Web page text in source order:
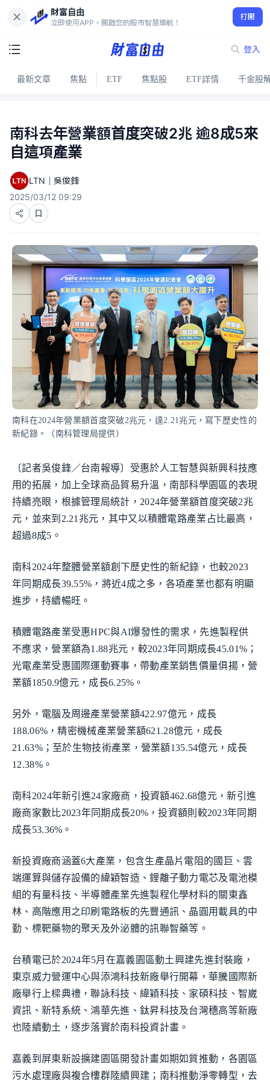
財富自由
立即使用APP，開啟您的股市智慧導航！
打開
登入
最新文章 焦點 ETF 焦點股 ETF詳情 千金股
南科去年營業額首度突破2兆 逾8成5來
自這項產業
LTN｜吳俊鋒
2025/03/12 09:29
南科在2024年營業額首度突破2兆元，達2.21兆元，寫下歷史性的
新紀錄。（南科管理局提供）
〔記者吳俊鋒／台南報導〕受惠於人工智慧與新興科技應
用的拓展，加上全球商品貿易升溫，南部科學園區的表現
持續亮眼，根據管理局統計，2024年營業額首度突破2兆
元，並來到2.21兆元，其中又以積體電路產業占比最高，
超過8成5。
南科2024年整體營業額創下歷史性的新紀錄，也較2023
年同期成長39.55%，將近4成之多，各項產業也都有明顯
進步，持續暢旺。
積體電路產業受惠HPC與AI爆發性的需求，先進製程供
不應求，營業額為1.88兆元，較2023年同期成長45.01%；
光電產業受惠國際運動賽事，帶動產業銷售價量俱揚，營
業額1850.9億元，成長6.25%。
另外，電腦及周邊產業營業額422.97億元，成長
188.06%，精密機械產業營業額621.28億元，成長
21.63%；至於生物技術產業，營業額135.54億元，成長
12.38%。
南科2024年新引進24家廠商，投資額462.68億元，新引進
廠商家數比2023年同期成長20%，投資額則較2023年同期
成長53.36%。
新投資廠商涵蓋6大產業，包含生產晶片電阻的國巨、雲
端運算與儲存設備的緯穎智造、鋰離子動力電芯及電池模
組的有量科技、半導體產業先進製程化學材料的關東鑫
林、高階應用之印刷電路板的先豐通訊、晶圓用載具的中
勤、標靶藥物的聚天及外泌體的訊聯智藥等。
台積電已於2024年5月在嘉義園區動土興建先進封裝廠，
東京威力營運中心與添鴻科技新廠舉行開幕，華騰國際新
廠舉行上樑典禮，聯詠科技、緯穎科技、家碩科技、智崴
資訊、新特系統、鴻華先進、鈦昇科技及台灣穗高等新廠
也陸續動土，逐步落實於南科投資計畫。
嘉義到屏東新設擴建園區開發計畫如期如質推動，各園區
污水處理廠與複合樓群陸續興建；南科推動淨零轉型，去